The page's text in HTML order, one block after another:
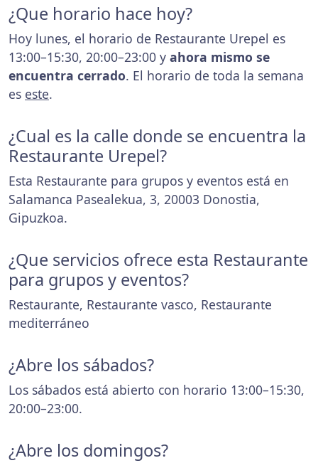
¿Que horario hace hoy?
Hoy lunes, el horario de Restaurante Urepel es
13:00–15:30, 20:00–23:00 y ahora mismo se
encuentra cerrado. El horario de toda la semana
es este.
¿Cual es la calle donde se encuentra la
Restaurante Urepel?
Esta Restaurante para grupos y eventos está en
Salamanca Pasealekua, 3, 20003 Donostia,
Gipuzkoa.
¿Que servicios ofrece esta Restaurante
para grupos y eventos?
Restaurante, Restaurante vasco, Restaurante
mediterráneo
¿Abre los sábados?
Los sábados está abierto con horario 13:00–15:30,
20:00–23:00.
¿Abre los domingos?